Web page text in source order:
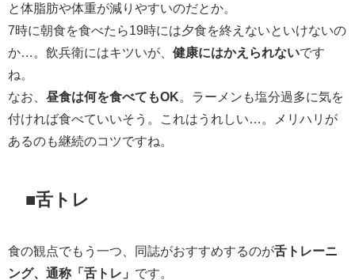
と体脂肪や体重が減りやすいのだとか。
7時に朝食を食べたら19時には夕食を終えないといけないの
か…。飲兵衛にはキツいが、 健康にはかえられないです
ね。
なお、 昼食は何を食べてもOK 。ラーメンも塩分過多に気を
付ければ食べていいそう。これはうれしい…。メリハリが
あるのも継続のコツですね。
■舌トレ
食の観点でもう一つ、同誌がおすすめするのが舌トレーニ
ング、通称「舌トレ」 です。